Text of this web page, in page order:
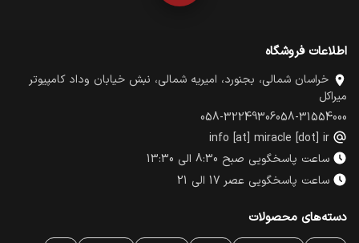
اطلاعات فروشگاه
خراسان شمالی، بجنورد، امیریه شمالی، نبش خیابان وداد کامپیوتر
میراکل
058-31554000
058-32249306
info [at] miracle [dot] ir
ساعت پاسخگویی صبح 8:30 الی 13:30
ساعت پاسخگویی عصر 17 الی 21
دسته‌های محصولات